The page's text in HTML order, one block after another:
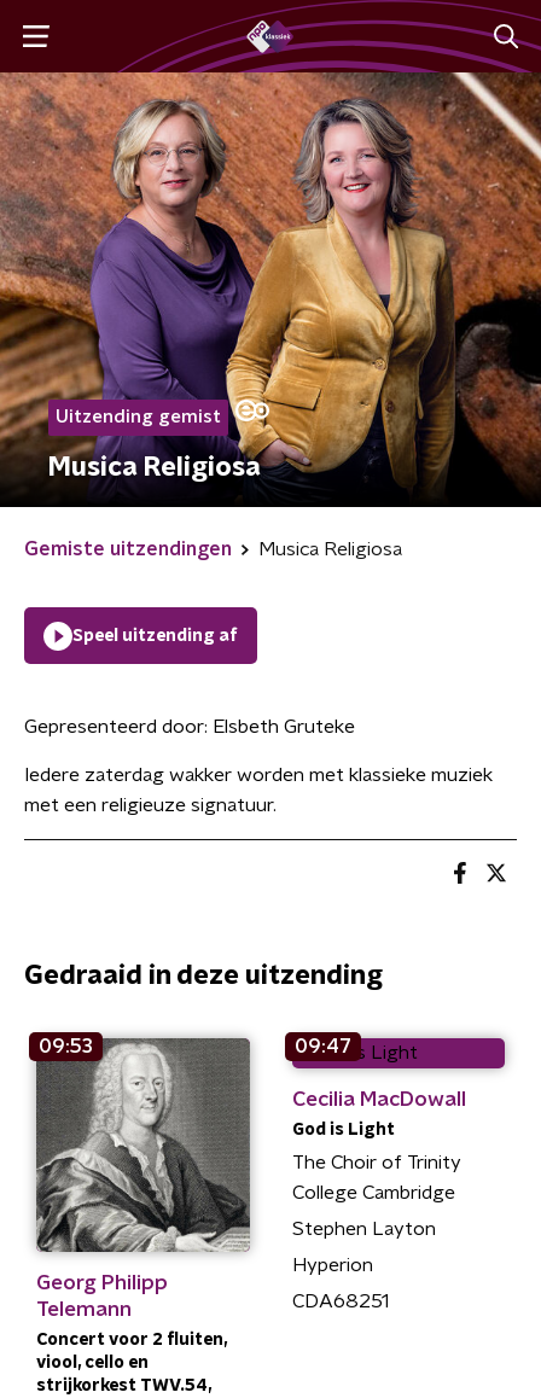
Uitzending gemist
Musica Religiosa
Gemiste uitzendingen Musica Religiosa
Speel uitzending af
Gepresenteerd door: Elsbeth Gruteke
Iedere zaterdag wakker worden met klassieke muziek
met een religieuze signatuur.
Gedraaid in deze uitzending
09:53
Georg Philipp
Telemann
Concert voor 2 fluiten,
viool, cello en
strijkorkest TWV.54,
09:47
Cecilia MacDowall
God is Light
The Choir of Trinity
College Cambridge
Stephen Layton
Hyperion
CDA68251